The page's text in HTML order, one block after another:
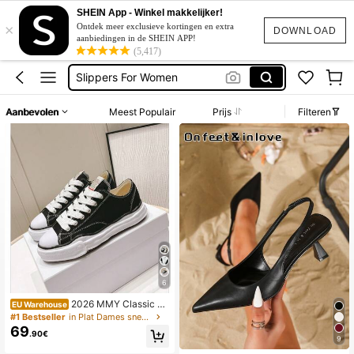
DOWNLOAD
×
SHEIN App - Winkel makkelijker!
Ontdek meer exclusieve kortingen en extra
aanbiedingen in de SHEIN APP!
(5,417)
Sandalen Dames
Slippers
Hakken
Slippers For Women
Sandalen Dames
Slippers
Aanbevolen Meest Populair Prijs Filteren
6
EU Warehouse 2026 MMY Classic da
mes platform canvas-schoenen, on
regelmatige distressed skateschoe
nen met verhoogde zool, elastische
#1 Bestseller in Plat Dames sneakers
69.90€ 9